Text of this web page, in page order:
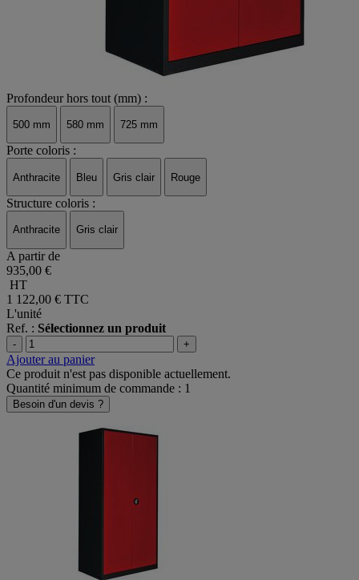
Profondeur hors tout (mm) :
500 mm 580 mm 725 mm
Porte coloris :
Anthracite Bleu Gris clair Rouge
Structure coloris :
Anthracite Gris clair
A partir de
935,00 €
HT
1 122,00 € TTC
L'unité
Ref. : Sélectionnez un produit
- +
Ajouter au panier
Ce produit n'est pas disponible actuellement.
Quantité minimum de commande : 1
Besoin d'un devis ?